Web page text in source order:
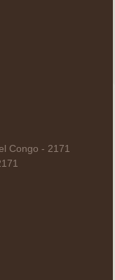
Congo - 2171